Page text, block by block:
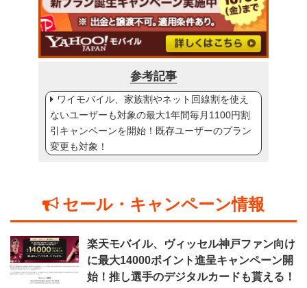
参考記事
ワイモバイル、家族割やネット回線割を使え
ないユーザーも対象の最大1年間毎月1100円割
引キャンペーンを開始！既存ユーザーのプラン
変更も対象！
セール・キャンペーン情報
楽天モバイル、ヴィッセル神戸ファン向け
に最大14000ポイント進呈キャンペーン開
始！推し選手のデジタルカードも貰える！